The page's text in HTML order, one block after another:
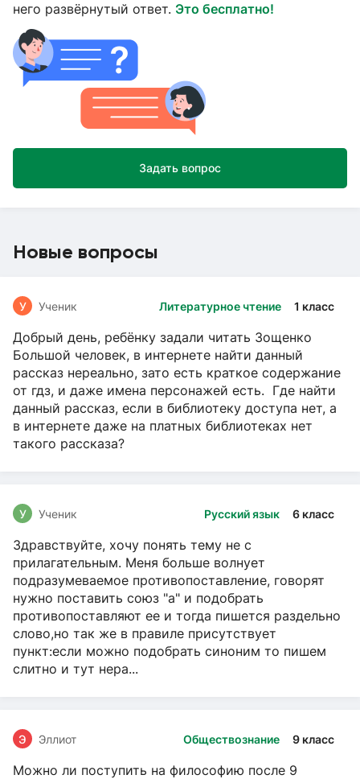
него развёрнутый ответ. Это бесплатно!
Задать вопрос
Новые вопросы
Литературное чтение 1 класс
У Ученик
Добрый день, ребёнку задали читать Зощенко
Большой человек, в интернете найти данный
рассказ нереально, зато есть краткое содержание
от гдз, и даже имена персонажей есть. Где найти
данный рассказ, если в библиотеку доступа нет, а
в интернете даже на платных библиотеках нет
такого рассказа?
Русский язык 6 класс
У Ученик
Здравствуйте, хочу понять тему не с
прилагательным. Меня больше волнует
подразумеваемое противопоставление, говорят
нужно поставить союз "а" и подобрать
противопоставляют ее и тогда пишется раздельно
слово,но так же в правиле присутствует
пункт:если можно подобрать синоним то пишем
слитно и тут нера...
Обществознание 9 класс
Э Эллиот
Можно ли поступить на философию после 9